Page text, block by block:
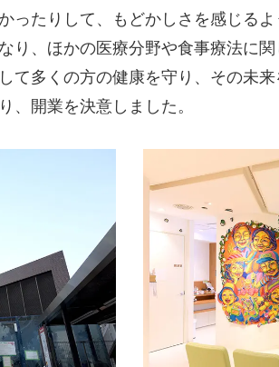
ったりして、もどかしさを感じるよ
り、ほかの医療分野や食事療法に
て多くの方の健康を守り、その未
、開業を決意しました。